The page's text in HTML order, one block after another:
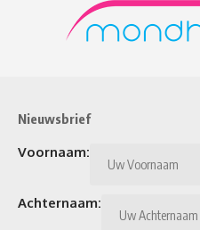
Nieuwsbrief
Voornaam:
Achternaam: